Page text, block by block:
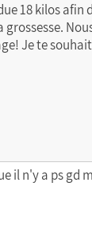
18 kilos
Je te
il n'y a ps